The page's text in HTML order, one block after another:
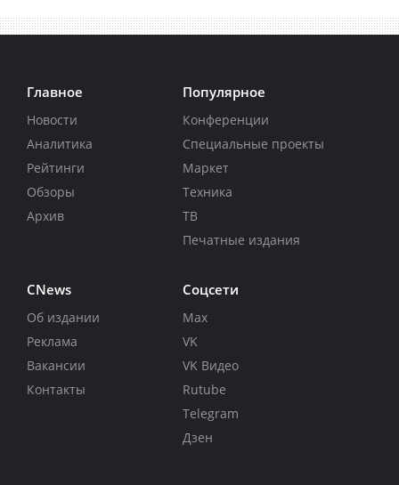
Главное
Новости
Аналитика
Рейтинги
Обзоры
Архив
Популярное
Конференции
Специальные проекты
Маркет
Техника
ТВ
Печатные издания
CNews
Об издании
Реклама
Вакансии
Контакты
Соцсети
Max
VK
VK Видео
Rutube
Telegram
Дзен